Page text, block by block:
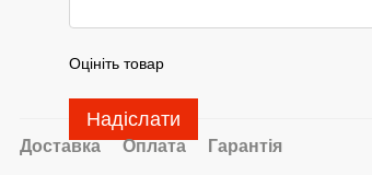
Оцініть товар
Надіслати
Доставка Оплата Гарантія